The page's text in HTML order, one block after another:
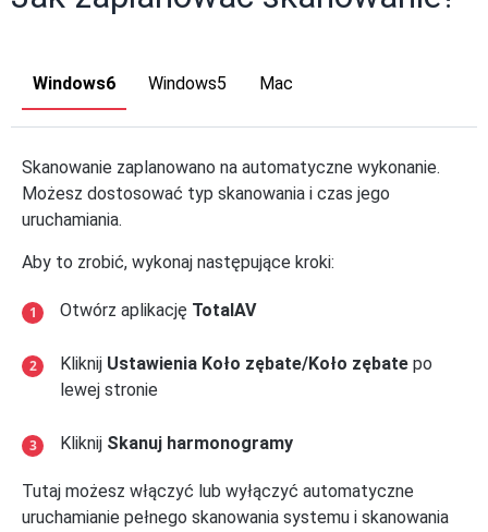
Windows6 Windows5 Mac
Skanowanie zaplanowano na automatyczne wykonanie.
Możesz dostosować typ skanowania i czas jego
uruchamiania.
Aby to zrobić, wykonaj następujące kroki:
Otwórz aplikację TotalAV
Kliknij Ustawienia Koło zębate/Koło zębate po
lewej stronie
Kliknij Skanuj harmonogramy
Tutaj możesz włączyć lub wyłączyć automatyczne
uruchamianie pełnego skanowania systemu i skanowania